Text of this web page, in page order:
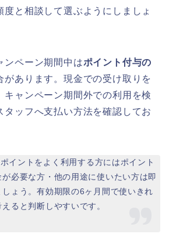
度と相談して選ぶようにしましょ
ンペーン期間中はポイント付与の
があります。現金での受け取りを
キャンペーン期間外での利用を検
タッフへ支払い方法を確認してお
イントをよく利用する方にはポイント
必要な方・他の用途に使いたい方は即
ょう。有効期限の6ヶ月間で使いきれ
ると判断しやすいです。